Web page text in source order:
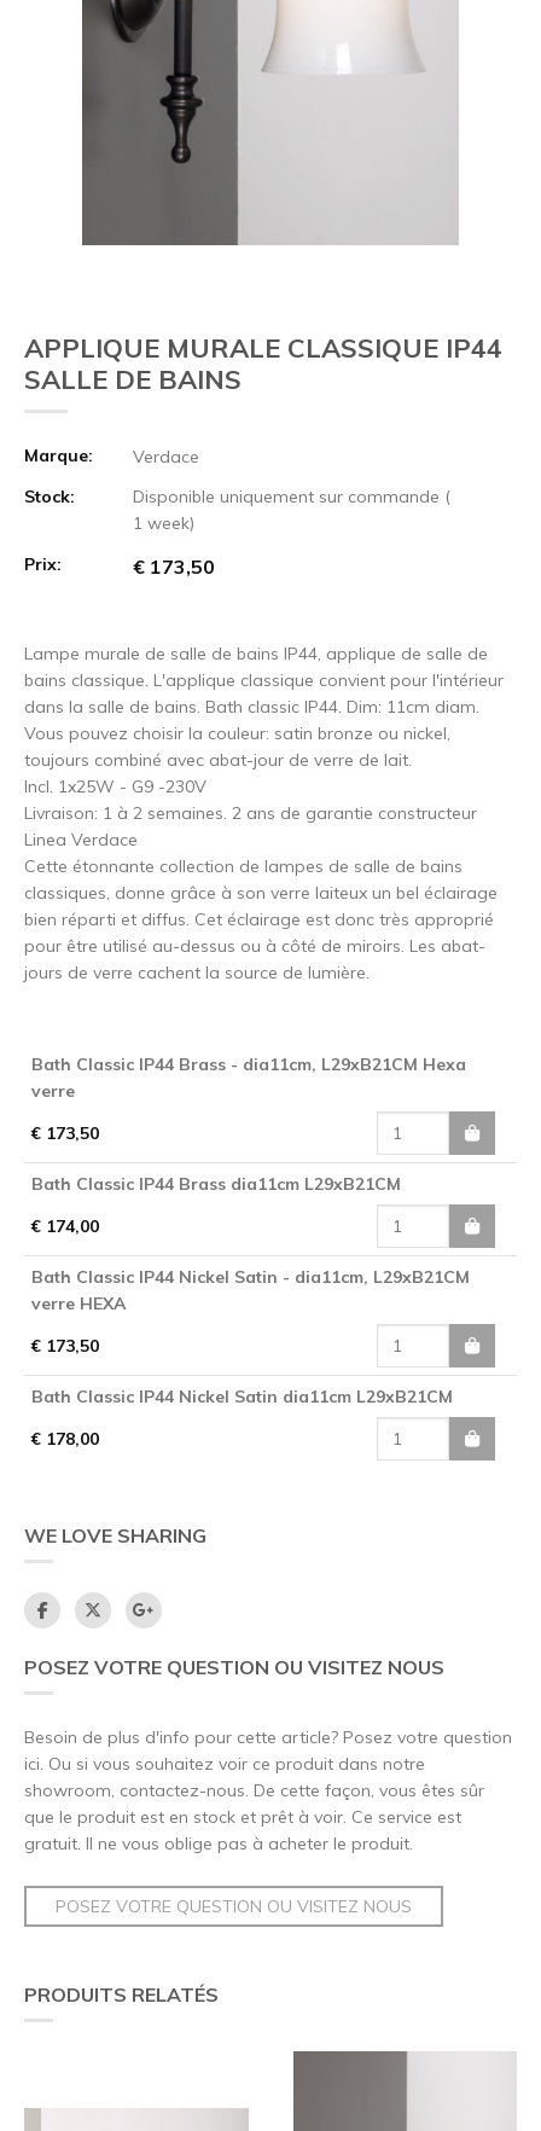
APPLIQUE MURALE CLASSIQUE IP44
SALLE DE BAINS
Marque:
Verdace
Stock:
Disponible uniquement sur commande (
1 week)
Prix:
€ 173,50
Lampe murale de salle de bains IP44, applique de salle de
bains classique. L'applique classique convient pour l'intérieur
dans la salle de bains. Bath classic IP44. Dim: 11cm diam.
Vous pouvez choisir la couleur: satin bronze ou nickel,
toujours combiné avec abat-jour de verre de lait.
Incl. 1x25W - G9 -230V
Livraison: 1 à 2 semaines. 2 ans de garantie constructeur
Linea Verdace
Cette étonnante collection de lampes de salle de bains
classiques, donne grâce à son verre laiteux un bel éclairage
bien réparti et diffus. Cet éclairage est donc très approprié
pour être utilisé au-dessus ou à côté de miroirs. Les abat-
jours de verre cachent la source de lumière.
Bath Classic IP44 Brass - dia11cm, L29xB21CM Hexa
verre
€ 173,50
Bath Classic IP44 Brass dia11cm L29xB21CM
€ 174,00
Bath Classic IP44 Nickel Satin - dia11cm, L29xB21CM
verre HEXA
€ 173,50
Bath Classic IP44 Nickel Satin dia11cm L29xB21CM
€ 178,00
WE LOVE SHARING
POSEZ VOTRE QUESTION OU VISITEZ NOUS
Besoin de plus d'info pour cette article? Posez votre question
ici. Ou si vous souhaitez voir ce produit dans notre
showroom, contactez-nous. De cette façon, vous êtes sûr
que le produit est en stock et prêt à voir. Ce service est
gratuit. Il ne vous oblige pas à acheter le produit.
POSEZ VOTRE QUESTION OU VISITEZ NOUS
PRODUITS RELATÉS